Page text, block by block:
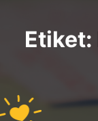
Etiket: